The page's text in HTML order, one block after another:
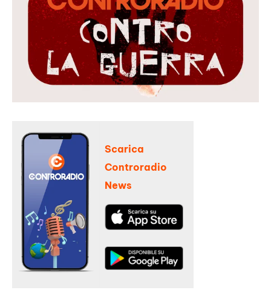
Scarica
Controradio
News